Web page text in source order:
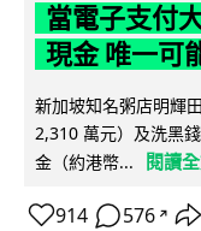
當電子支付
現金 唯一可
新加坡知名粥店明輝
2,310 萬元）及洗黑
金（約港幣...
閱讀
914 576 ↗